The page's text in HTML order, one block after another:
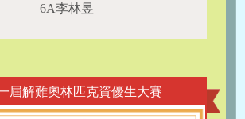
6A李林昱
屆解難奧林匹克資優生大賽